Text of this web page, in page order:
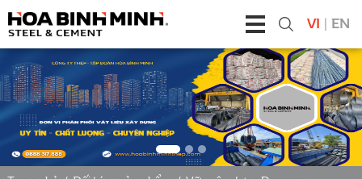
VI | EN